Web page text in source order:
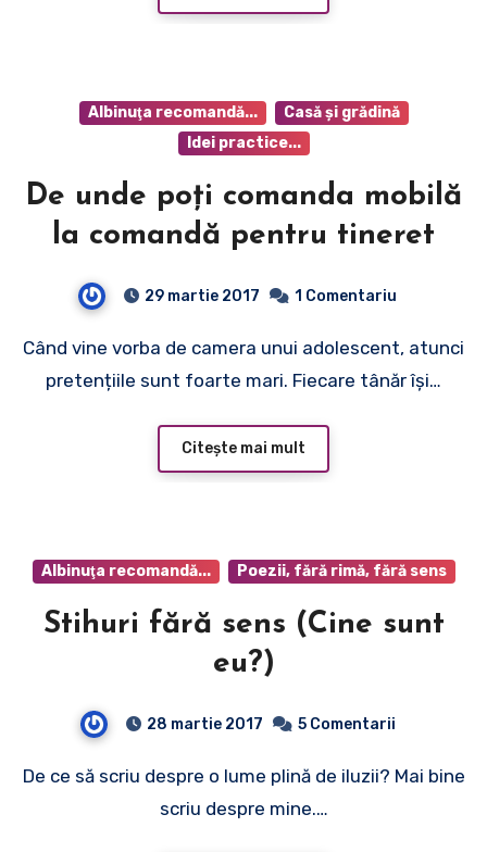
Albinuţa recomandă...
Casă şi grădină
Idei practice...
De unde poți comanda mobilă
la comandă pentru tineret
29 martie 2017 1 Comentariu
Când vine vorba de camera unui adolescent, atunci
pretențiile sunt foarte mari. Fiecare tânăr își…
Citește mai mult
Albinuţa recomandă... Poezii, fără rimă, fără sens
Stihuri fără sens (Cine sunt
eu?)
28 martie 2017 5 Comentarii
De ce să scriu despre o lume plină de iluzii? Mai bine
scriu despre mine.…